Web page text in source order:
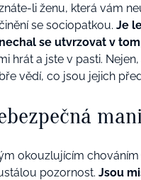
li ženu, která vám
se sociopatkou. Je
se utvrzovat v
hrát a jste v pasti.
vědí, co jsou jejich
okouzlujícím
pozornost. Jsou